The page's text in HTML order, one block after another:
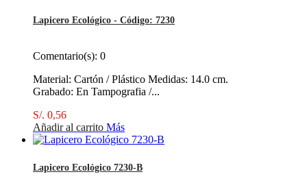
Lapicero Ecológico - Código: 7230
Comentario(s): 0
Material: Cartón / Plástico Medidas: 14.0 cm.
Grabado: En Tampografia /...
S/. 0,56
Añadir al carrito Más
Lapicero Ecológico 7230-B